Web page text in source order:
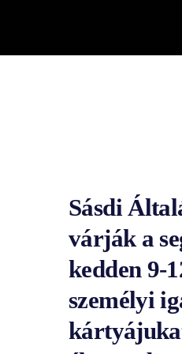
Sásdi
várják a
kedden 9-
személyi